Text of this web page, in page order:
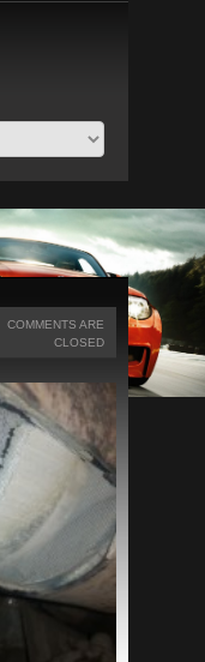
COMMENTS ARE
CLOSED